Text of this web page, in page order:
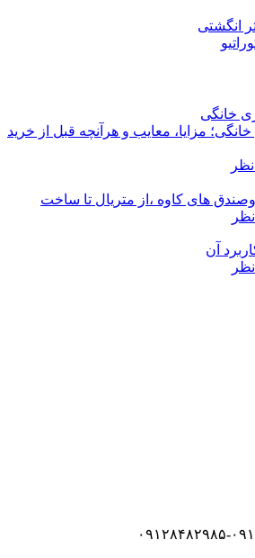
انگشتی
مزایا، معایب و هرآنچه قبل از خرید
های کاوه ،از متریال تا ساخت
آن